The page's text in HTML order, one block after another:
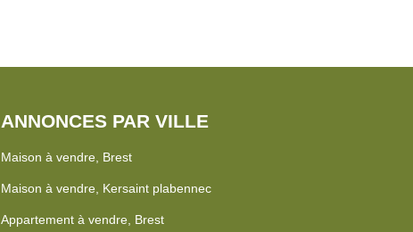
ANNONCES PAR VILLE
Maison à vendre, Brest
Maison à vendre, Kersaint plabennec
Appartement à vendre, Brest